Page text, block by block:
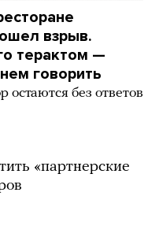
взрыв.
терактом —
говорить
остаются без ответов
«партнерские